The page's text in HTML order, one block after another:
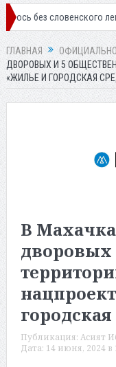
легионера
ГЛАВНАЯ ОФИЦИАЛЬНО
ДВОРОВЫХ И 5
«ЖИЛЬЕ И ГОРОДСКАЯ
В
дворовых
городская
Публикация: Асият
Дата: 14 июня, 2024 в